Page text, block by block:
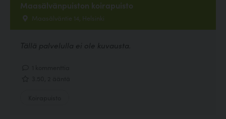
Maasälvänpuiston koirapuisto
Maasälväntie 14, Helsinki
Tällä palvelulla ei ole kuvausta.